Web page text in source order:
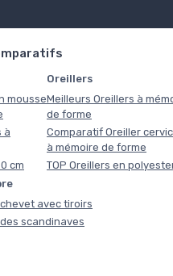
mousse
à
cm
Oreillers
Meilleurs Oreillers à
de forme
Comparatif Oreiller
à mémoire de forme
TOP Oreillers en
avec tiroirs
scandinaves